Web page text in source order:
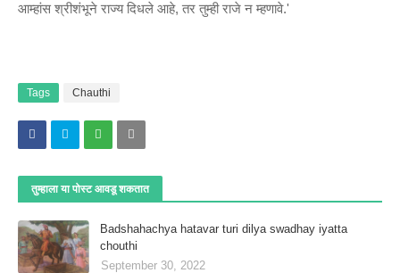
आम्हांस श्रीशंभूने राज्य दिधले आहे, तर तुम्ही राजे न म्हणावे.'
Tags Chauthi
तुम्‍हाला या पोस्‍ट आवडू शकतात
Badshahachya hatavar turi dilya swadhay iyatta
chouthi
September 30, 2022